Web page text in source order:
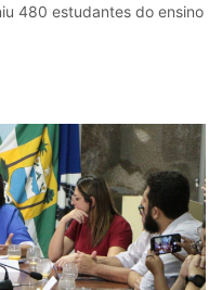
480 estudantes do ensino